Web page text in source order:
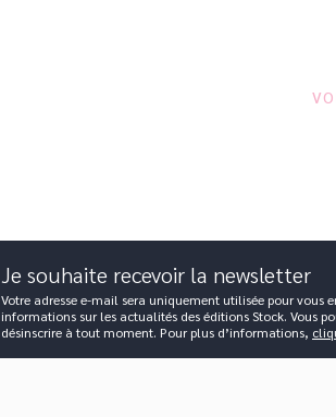
Je souhaite recevoir la newsletter
Votre adresse e-mail sera uniquement utilisée pour vous
informations sur les actualités des éditions Stock. Vous
désinscrire à tout moment. Pour plus d’informations,